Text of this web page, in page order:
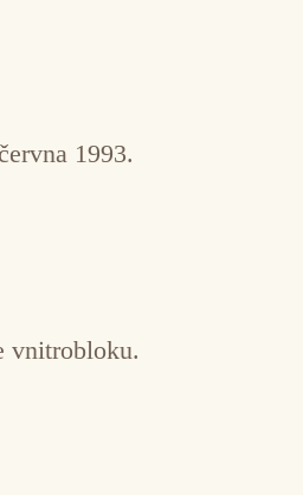
1993.
vnitrobloku.